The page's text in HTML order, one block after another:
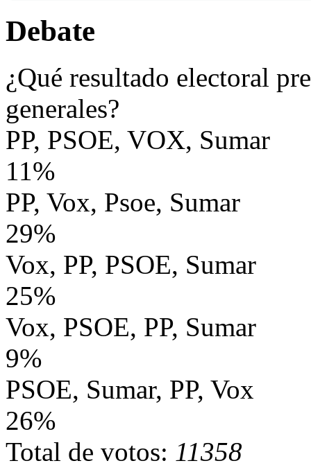
Debate
¿Qué resultado electoral
generales?
PP, PSOE, VOX, Sumar
11%
PP, Vox, Psoe, Sumar
29%
Vox, PP, PSOE, Sumar
25%
Vox, PSOE, PP, Sumar
9%
PSOE, Sumar, PP, Vox
26%
Total de votos: 11358